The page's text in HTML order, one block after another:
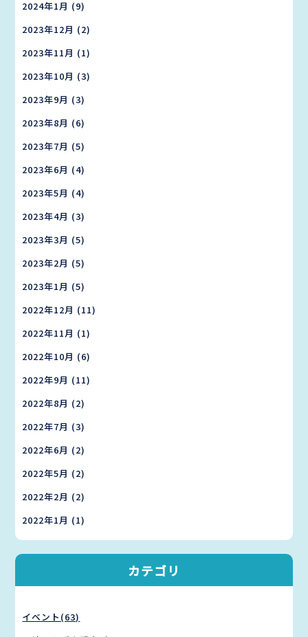
2024年1月 (9)
2023年12月 (2)
2023年11月 (1)
2023年10月 (3)
2023年9月 (3)
2023年8月 (6)
2023年7月 (5)
2023年6月 (4)
2023年5月 (4)
2023年4月 (3)
2023年3月 (5)
2023年2月 (5)
2023年1月 (5)
2022年12月 (11)
2022年11月 (1)
2022年10月 (6)
2022年9月 (11)
2022年8月 (2)
2022年7月 (3)
2022年6月 (2)
2022年5月 (2)
2022年2月 (2)
2022年1月 (1)
カテゴリ
イベント(63)